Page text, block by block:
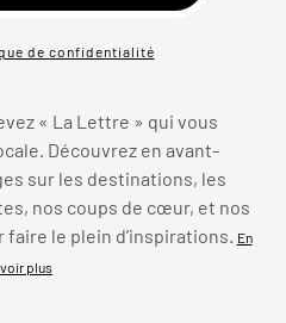
de confidentialité
« La Lettre » qui vous
Découvrez en avant-
sur les destinations, les
nos coups de cœur, et nos
le plein d’inspirations.
En
plus